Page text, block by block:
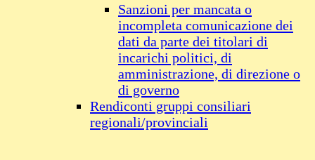
Sanzioni per mancata o
incompleta comunicazione dei
dati da parte dei titolari di
incarichi politici, di
amministrazione, di direzione o
di governo
Rendiconti gruppi consiliari
regionali/provinciali